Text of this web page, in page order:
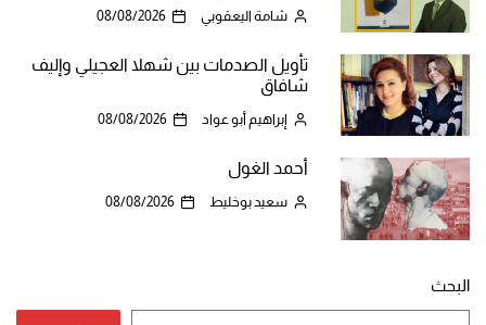
شامة اليعقوبي 08/08/2026
تأويل الصدمات بين شهلا العجيلي وإليف
شافاق
إبراهيم أبو عواد 08/08/2026
أحمد الغول
سعيد بوخليط 08/08/2026
البحث